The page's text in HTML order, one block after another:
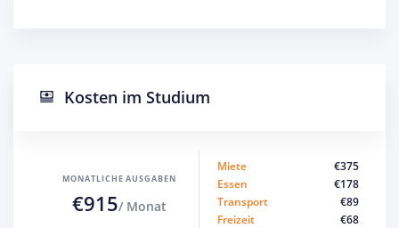
Kosten im Studium
MONATLICHE AUSGABEN
€915/ Monat
Miete
€375
Essen
€178
Transport
€89
Freizeit
€68